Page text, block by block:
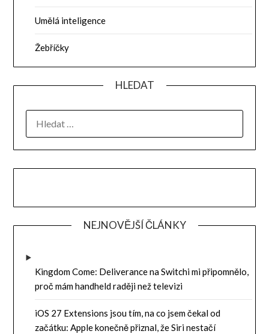
Umělá inteligence
Žebříčky
HLEDAT
NEJNOVĚJŠÍ ČLÁNKY
Kingdom Come: Deliverance na Switchi mi připomnělo,
proč mám handheld raději než televizi
iOS 27 Extensions jsou tím, na co jsem čekal od
začátku: Apple konečně přiznal, že Siri nestačí